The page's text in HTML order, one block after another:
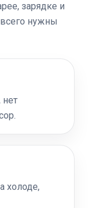
зарядке и
нужны
нет
холоде,